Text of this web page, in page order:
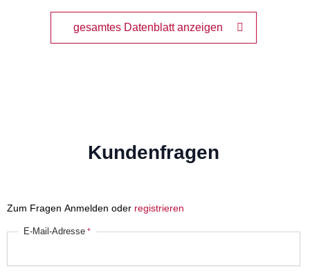
gesamtes Datenblatt anzeigen
Kundenfragen
Zum Fragen Anmelden oder registrieren
E-Mail-Adresse